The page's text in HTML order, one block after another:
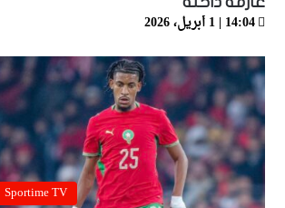
14:04 | 1 أبريل، 2026
Sportime TV